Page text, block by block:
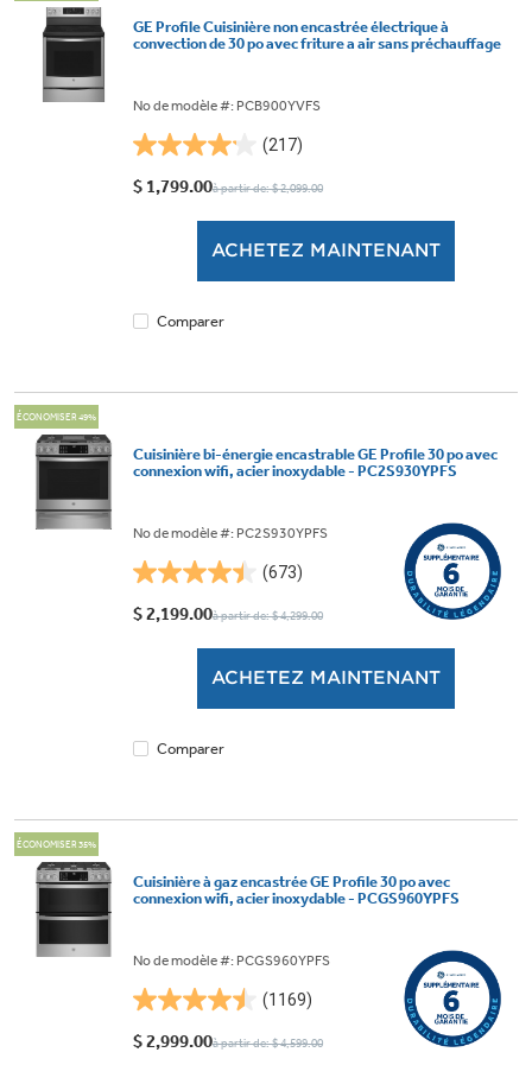
GE Profile Cuisinière non encastrée électrique à
convection de 30 po avec friture a air sans préchauffage
No de modèle #: PCB900YVFS
(217)
4.2
étoile(s)
$ 1,799.00à partir de: $ 2,099.00
ACHETEZ MAINTENANT
Comparer
ÉCONOMISER 49%
Cuisinière bi-énergie encastrable GE Profile 30 po avec
connexion wifi, acier inoxydable - PC2S930YPFS
No de modèle #: PC2S930YPFS
(673)
4.5
étoile(s)
$ 2,199.00à partir de: $ 4,299.00
ACHETEZ MAINTENANT
Comparer
ÉCONOMISER 35%
Cuisinière à gaz encastrée GE Profile 30 po avec
connexion wifi, acier inoxydable - PCGS960YPFS
No de modèle #: PCGS960YPFS
(1169)
4.5
étoile(s)
$ 2,999.00à partir de: $ 4,599.00